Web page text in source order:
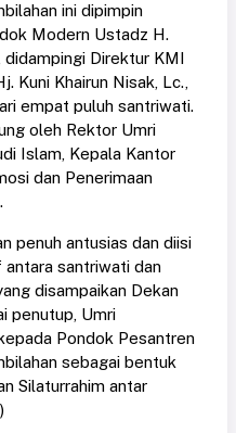
ini dipimpin
Modern Ustadz H.
didampingi Direktur KMI
Kuni Khairun Nisak, Lc.,
empat puluh santriwati.
oleh Rektor Umri
Islam, Kepala Kantor
dan Penerimaan
penuh antusias dan diisi
santriwati dan
disampaikan Dekan
penutup, Umri
Pondok Pesantren
sebagai bentuk
Silaturrahim antar